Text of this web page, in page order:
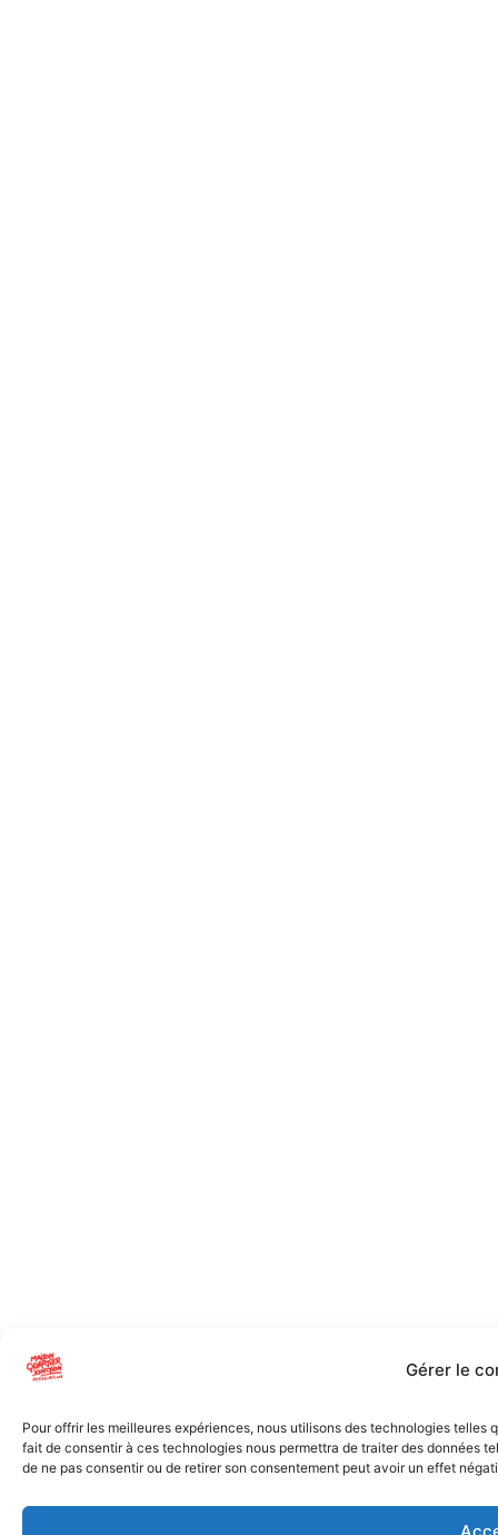
Gérer le
Pour offrir les meilleures expériences, nous utilisons des technologies
fait de consentir à ces technologies nous permettra de traiter des données
de ne pas consentir ou de retirer son consentement peut avoir un effet